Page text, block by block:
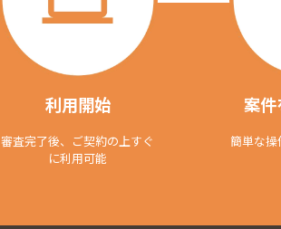
利用開始
審査完了後、ご契約の上すぐ
に利用可能
案
簡単な